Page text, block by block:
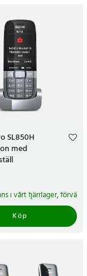
7 arbetsdagar
SL850H
med
i vårt fjärrlager,
Köp